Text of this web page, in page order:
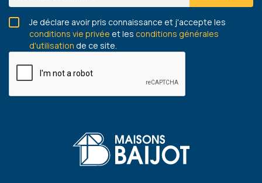
Je déclare avoir pris connaissance et j'accepte les
conditions vie privée et les conditions générales
d'utilisation de ce site.